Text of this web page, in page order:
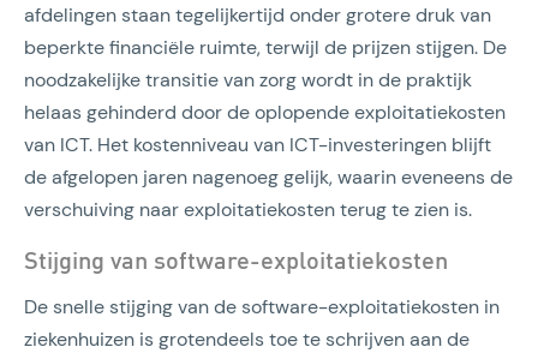
afdelingen staan tegelijkertijd onder grotere druk van
beperkte financiële ruimte, terwijl de prijzen stijgen. De
noodzakelijke transitie van zorg wordt in de praktijk
helaas gehinderd door de oplopende exploitatiekosten
van ICT. Het kostenniveau van ICT-investeringen blijft
de afgelopen jaren nagenoeg gelijk, waarin eveneens de
verschuiving naar exploitatiekosten terug te zien is.
Stijging van software-exploitatiekosten
De snelle stijging van de software-exploitatiekosten in
ziekenhuizen is grotendeels toe te schrijven aan de